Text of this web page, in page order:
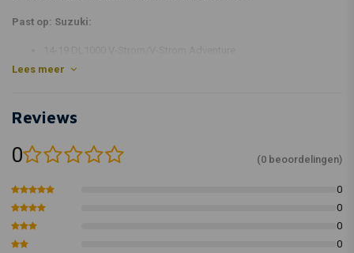
Past op: Suzuki:
Lees meer
Reviews
0 (0 beoordelingen)
0
0
0
0